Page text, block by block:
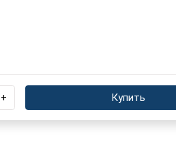
язык магазина
UA RU
+ Купить